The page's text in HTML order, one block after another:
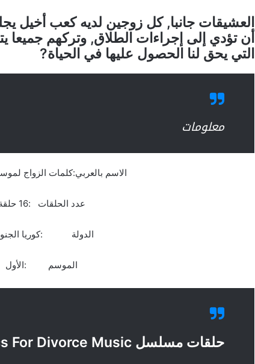
العشيقات جانبا, كل زوجين لديه كعب أخيل
أن تؤدي إلى إجراءات الطلاق, وتركهم جميعا
التي يحق لنا الحصول عليها في الحياة?
معلومات
الاسم بالعربي:كلمات الزواج
عدد الحلقات :16 حلقة
الدولة :كوريا
الموسم :الأول
حلقات مسلسل Marriage Lyrics For Divorce Music